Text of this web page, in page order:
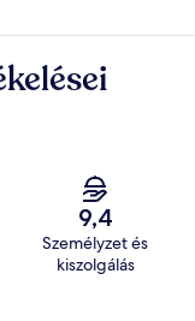
9,4
Személyzet és
kiszolgálás